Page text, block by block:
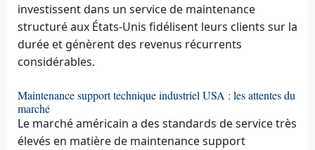
investissent dans un service de maintenance
structuré aux États-Unis fidélisent leurs clients sur la
durée et génèrent des revenus récurrents
considérables.
Maintenance support technique industriel USA : les attentes du
marché
Le marché américain a des standards de service très
élevés en matière de maintenance support